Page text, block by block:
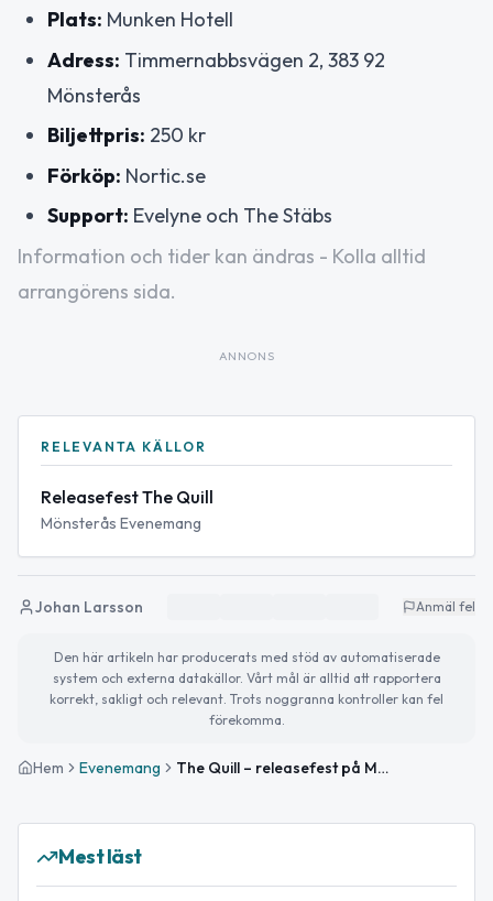
Plats: Munken Hotell
Adress: Timmernabbsvägen 2, 383 92
Mönsterås
Biljettpris: 250 kr
Förköp: Nortic.se
Support: Evelyne och The Stäbs
Information och tider kan ändras - Kolla alltid
arrangörens sida.
ANNONS
RELEVANTA KÄLLOR
Releasefest The Quill
Mönsterås Evenemang
Johan Larsson Anmäl fel
Den här artikeln har producerats med stöd av automatiserade
system och externa datakällor. Vårt mål är alltid att rapportera
korrekt, sakligt och relevant. Trots noggranna kontroller kan fel
förekomma.
Hem Evenemang The Quill – releasefest på Munken Hotell
Mest läst